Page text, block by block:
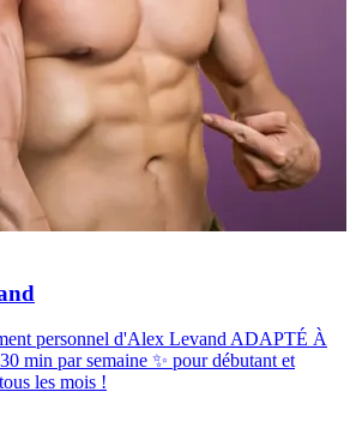
personnel d'Alex Levand ADAPTÉ À
min par semaine ✨ pour débutant et
les mois !